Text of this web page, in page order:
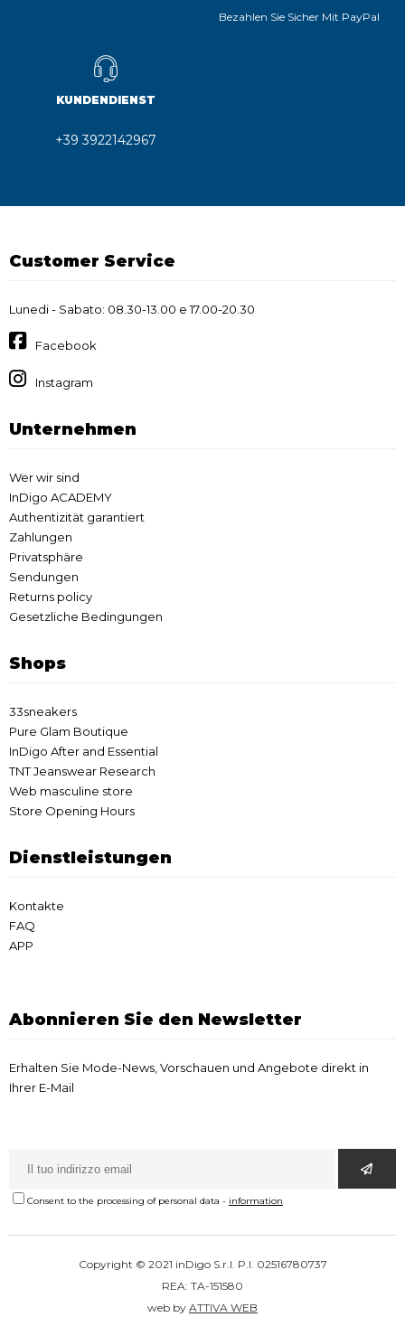
Bezahlen Sie Sicher Mit PayPal
KUNDENDIENST
+39 3922142967
Customer Service
Lunedi - Sabato: 08.30-13.00 e 17.00-20.30
Facebook
Instagram
Unternehmen
Wer wir sind
InDigo ACADEMY
Authentizität garantiert
Zahlungen
Privatsphäre
Sendungen
Returns policy
Gesetzliche Bedingungen
Shops
33sneakers
Pure Glam Boutique
InDigo After and Essential
TNT Jeanswear Research
Web masculine store
Store Opening Hours
Dienstleistungen
Kontakte
FAQ
APP
Abonnieren Sie den Newsletter
Erhalten Sie Mode-News, Vorschauen und Angebote direkt in
Ihrer E-Mail
Consent to the processing of personal data - information
Copyright © 2021 inDigo S.r.l. P.I. 02516780737
REA: TA-151580
web by ATTIVA WEB